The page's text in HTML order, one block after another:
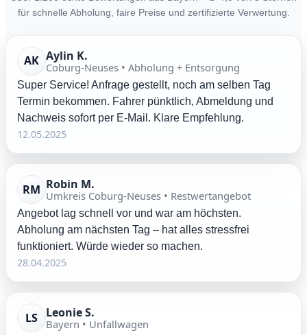
für schnelle Abholung, faire Preise und zertifizierte Verwertung.
AK Aylin K.
Coburg-Neuses • Abholung + Entsorgung
Super Service! Anfrage gestellt, noch am selben Tag
Termin bekommen. Fahrer pünktlich, Abmeldung und
Nachweis sofort per E-Mail. Klare Empfehlung.
12.05.2025
RM Robin M.
Umkreis Coburg-Neuses • Restwertangebot
Angebot lag schnell vor und war am höchsten.
Abholung am nächsten Tag – hat alles stressfrei
funktioniert. Würde wieder so machen.
28.04.2025
LS Leonie S.
Bayern • Unfallwagen